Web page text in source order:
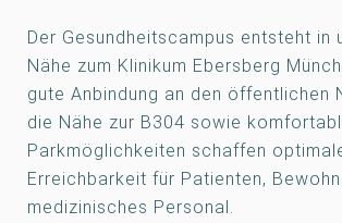
Der Gesundheitscampus entsteht in
Nähe zum Klinikum Ebersberg
gute Anbindung an den öffentlichen
die Nähe zur B304 sowie
Parkmöglichkeiten schaffen
Erreichbarkeit für Patienten,
medizinisches Personal.